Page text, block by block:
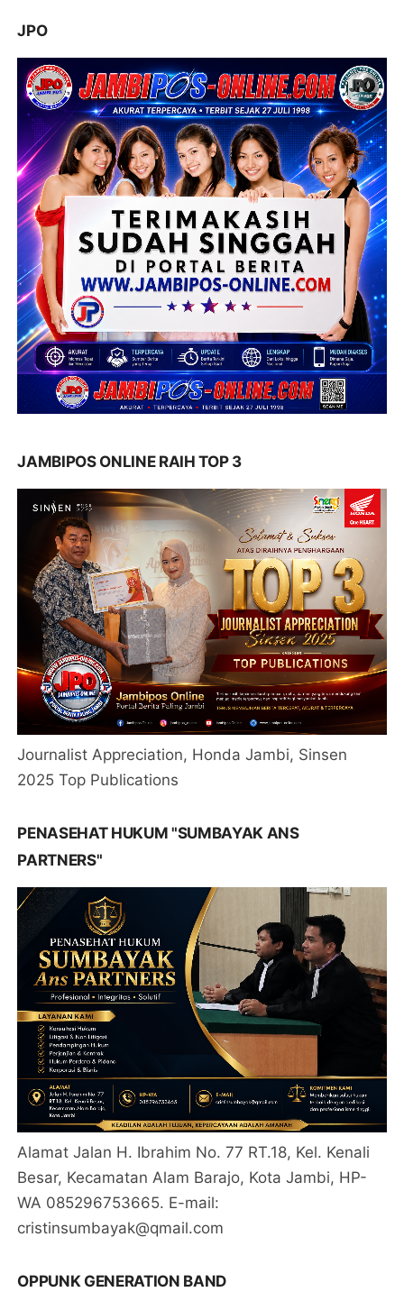
JPO
JAMBIPOS ONLINE RAIH TOP 3
Journalist Appreciation, Honda Jambi, Sinsen
2025 Top Publications
PENASEHAT HUKUM "SUMBAYAK ANS
PARTNERS"
Alamat Jalan H. Ibrahim No. 77 RT.18, Kel. Kenali
Besar, Kecamatan Alam Barajo, Kota Jambi, HP-
WA 085296753665. E-mail:
cristinsumbayak@qmail.com
OPPUNK GENERATION BAND